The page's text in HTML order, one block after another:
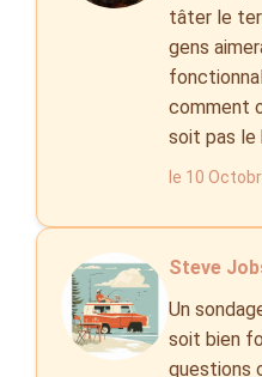
tâter le
gens
comment
soit pas le
le 10
Steve
Un
soit bien
questions